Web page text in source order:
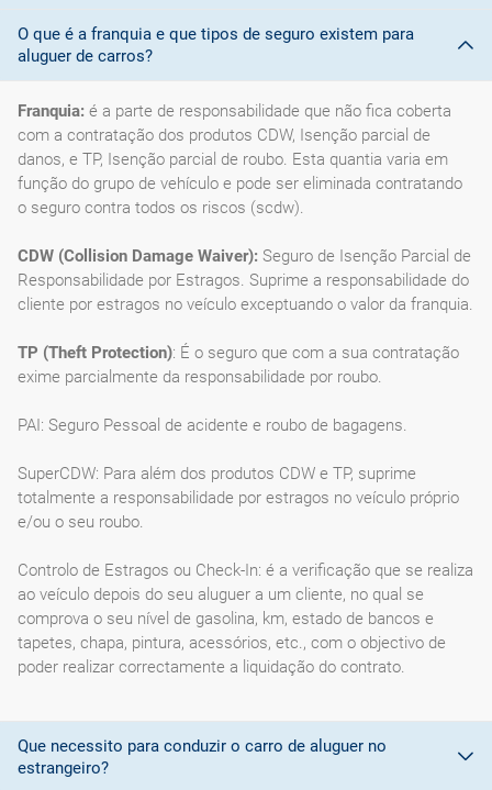
O que é a franquia e que tipos de seguro existem para
aluguer de carros?
Franquia: é a parte de responsabilidade que não fica coberta
com a contratação dos produtos CDW, Isenção parcial de
danos, e TP, Isenção parcial de roubo. Esta quantia varia em
função do grupo de vehículo e pode ser eliminada contratando
o seguro contra todos os riscos (scdw).
CDW (Collision Damage Waiver): Seguro de Isenção Parcial de
Responsabilidade por Estragos. Suprime a responsabilidade do
cliente por estragos no veículo exceptuando o valor da franquia.
TP (Theft Protection): É o seguro que com a sua contratação
exime parcialmente da responsabilidade por roubo.
PAI: Seguro Pessoal de acidente e roubo de bagagens.
SuperCDW: Para além dos produtos CDW e TP, suprime
totalmente a responsabilidade por estragos no veículo próprio
e/ou o seu roubo.
Controlo de Estragos ou Check-In: é a verificação que se realiza
ao veículo depois do seu aluguer a um cliente, no qual se
comprova o seu nível de gasolina, km, estado de bancos e
tapetes, chapa, pintura, acessórios, etc., com o objectivo de
poder realizar correctamente a liquidação do contrato.
Que necessito para conduzir o carro de aluguer no
estrangeiro?